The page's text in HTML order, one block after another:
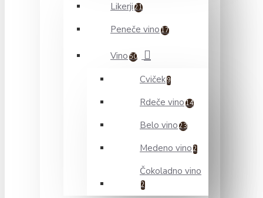
Likerji 21
Peneče vino 17
Vino 50
Cviček 9
Rdeče vino 14
Belo vino 23
Medeno vino 2
Čokoladno vino
2